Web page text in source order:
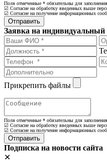
Поля отмеченные * обязательны для заполнения.
☑ Согласие на обработку введенных выше
☑ Согласие на получение информационных
Заявка на индивидуальный
Прикрепить файлы
Поля отмеченные * обязательны для заполнения.
☑ Согласие на обработку введенных выше
☑ Согласие на получение информационных
Подписка на новости сайта
✕